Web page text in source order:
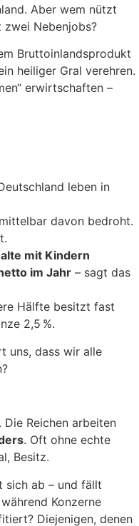
Aber wem nützt
zwei Nebenjobs?
Bruttoinlandsprodukt
heiliger Gral verehren.
erwirtschaften –
leben in
davon bedroht.
mit Kindern
im Jahr – sagt das
Hälfte besitzt fast
2,5 %.
uns, dass wir alle
Reichen arbeiten
. Oft ohne echte
Besitz.
sich ab – und fällt
Konzerne
Diejenigen, denen